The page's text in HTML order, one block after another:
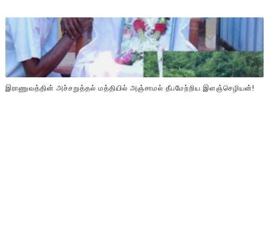
இராணுவத்தின் அச்சறுத்தல் மத்தியில் அஞ்சாமல் தீபமேற்றிய இளஞ்செழியன்!